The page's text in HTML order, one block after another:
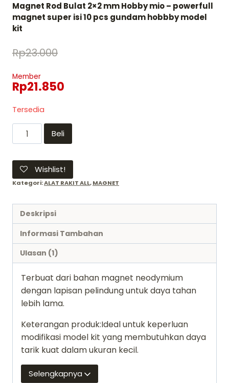
Magnet Rod Bulat 2×2 mm Hobby mio – powerfull
magnet super isi 10 pcs gundam hobbby model
kit
Rp23.000
Member
Rp21.850
Tersedia
Kuantitas
Magnet
Bulat
2x2
Hobby
mio
powerfull
magnet
pcs
gundam
hobbby
model
Beli
Wishlist!
Kategori:ALAT RAKIT ALL,MAGNET
Deskripsi
Informasi Tambahan
Ulasan (1)
Terbuat dari bahan magnet neodymium
dengan lapisan pelindung untuk daya tahan
lebih lama.
Keterangan produk:Ideal untuk keperluan
modifikasi model kit yang membutuhkan daya
tarik kuat dalam ukuran kecil.
Selengkapnya